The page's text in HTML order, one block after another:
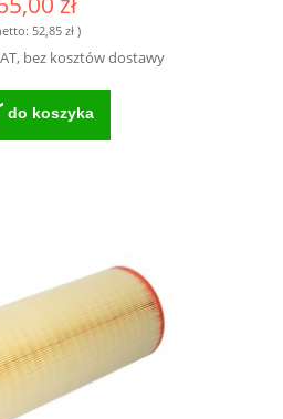
PRACY
52,85 zł)
bez kosztów dostawy
do koszyka